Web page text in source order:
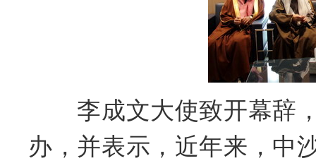
李成文大使致开幕辞
办，并表示，近年来，中